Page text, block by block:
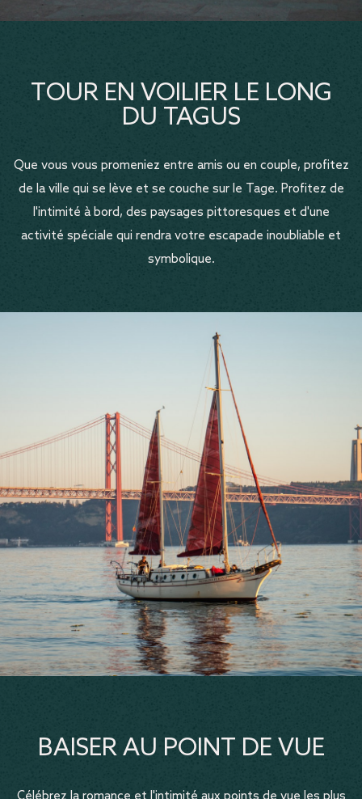
TOUR EN VOILIER LE LONG
DU TAGUS
Que vous vous promeniez entre amis ou en couple, profitez
de la ville qui se lève et se couche sur le Tage. Profitez de
l'intimité à bord, des paysages pittoresques et d'une
activité spéciale qui rendra votre escapade inoubliable et
symbolique.
BAISER AU POINT DE VUE